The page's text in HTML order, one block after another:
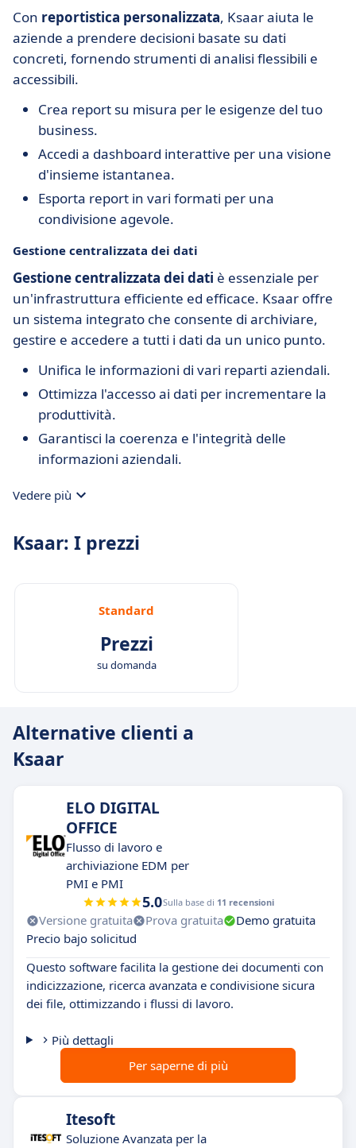
Con reportistica personalizzata, Ksaar aiuta le
aziende a prendere decisioni basate su dati
concreti, fornendo strumenti di analisi flessibili e
accessibili.
Crea report su misura per le esigenze del tuo
business.
Accedi a dashboard interattive per una visione
d'insieme istantanea.
Esporta report in vari formati per una
condivisione agevole.
Gestione centralizzata dei dati
Gestione centralizzata dei dati è essenziale per
un'infrastruttura efficiente ed efficace. Ksaar offre
un sistema integrato che consente di archiviare,
gestire e accedere a tutti i dati da un unico punto.
Unifica le informazioni di vari reparti aziendali.
Ottimizza l'accesso ai dati per incrementare la
produttività.
Garantisci la coerenza e l'integrità delle
informazioni aziendali.
Vedere più
Ksaar: I prezzi
Standard
Prezzi
su domanda
Alternative clienti a
Ksaar
ELO DIGITAL
OFFICE
Flusso di lavoro e
archiviazione EDM per
PMI e PMI
5.0Sulla base di 11 recensioni
Versione gratuita Prova gratuita
Demo gratuita
Precio bajo solicitud
Questo software facilita la gestione dei documenti con
indicizzazione, ricerca avanzata e condivisione sicura
dei file, ottimizzando i flussi di lavoro.
Più dettagli
Per saperne di più
Itesoft
Soluzione Avanzata per la